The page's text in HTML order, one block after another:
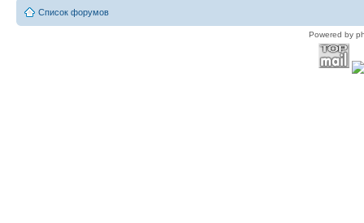
Список форумов
Powered by